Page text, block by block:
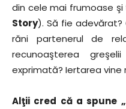
din cele mai frumoase
Story). Să fie
răni partenerul de
recunoaşterea
exprimată? Iertarea vine
Alţii cred că a spune